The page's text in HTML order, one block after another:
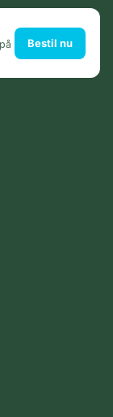
Bestil nu